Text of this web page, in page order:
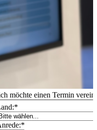
möchte einen Termin
*
*